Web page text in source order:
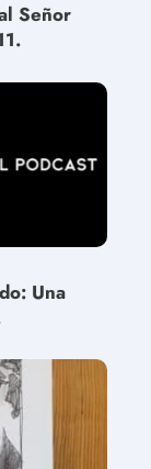
Señor
Una